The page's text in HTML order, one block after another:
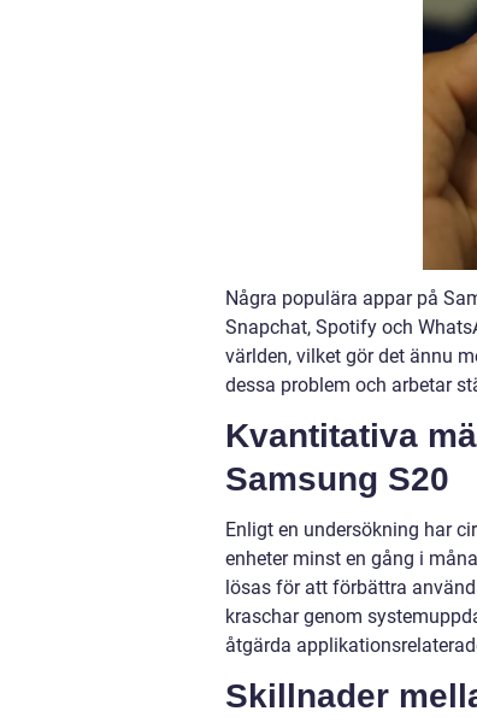
Några populära appar på
Snapchat, Spotify och
världen, vilket gör det ännu
dessa problem och arbetar
Kvantitativa
Samsung S20
Enligt en undersökning har
enheter minst en gång i
lösas för att förbättra
kraschar genom
åtgärda
Skillnader